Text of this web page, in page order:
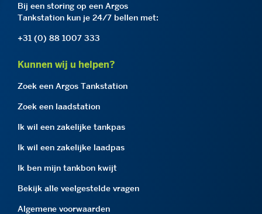
Bij een storing op een Argos
Tankstation kun je 24/7 bellen met:
+31 (0) 88 1007 333
Kunnen wij u helpen?
Zoek een Argos Tankstation
Zoek een laadstation
Ik wil een zakelijke tankpas
Ik wil een zakelijke laadpas
Ik ben mijn tankbon kwijt
Bekijk alle veelgestelde vragen
Algemene voorwaarden